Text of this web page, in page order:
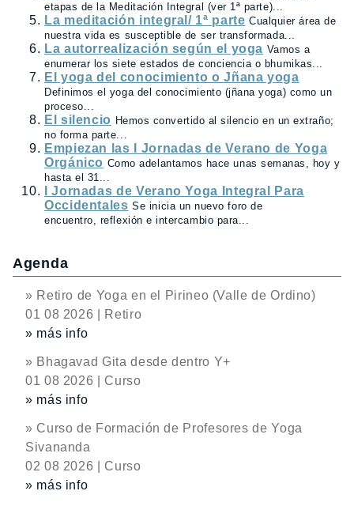
etapas de la Meditación Integral (ver 1ª parte)...
La meditación integral/ 1ª parte Cualquier área de
nuestra vida es susceptible de ser transformada...
La autorrealización según el yoga Vamos a
enumerar los siete estados de conciencia o bhumikas...
El yoga del conocimiento o Jñana yoga
Definimos el yoga del conocimiento (jñana yoga) como un
proceso...
El silencio Hemos convertido al silencio en un extraño;
no forma parte...
Empiezan las I Jornadas de Verano de Yoga
Orgánico Como adelantamos hace unas semanas, hoy y
hasta el 31...
I Jornadas de Verano Yoga Integral Para
Occidentales Se inicia un nuevo foro de
encuentro, reflexión e intercambio para...
Agenda
» Retiro de Yoga en el Pirineo (Valle de Ordino)
01 08 2026 | Retiro
» más info
» Bhagavad Gita desde dentro Y+
01 08 2026 | Curso
» más info
» Curso de Formación de Profesores de Yoga
Sivananda
02 08 2026 | Curso
» más info